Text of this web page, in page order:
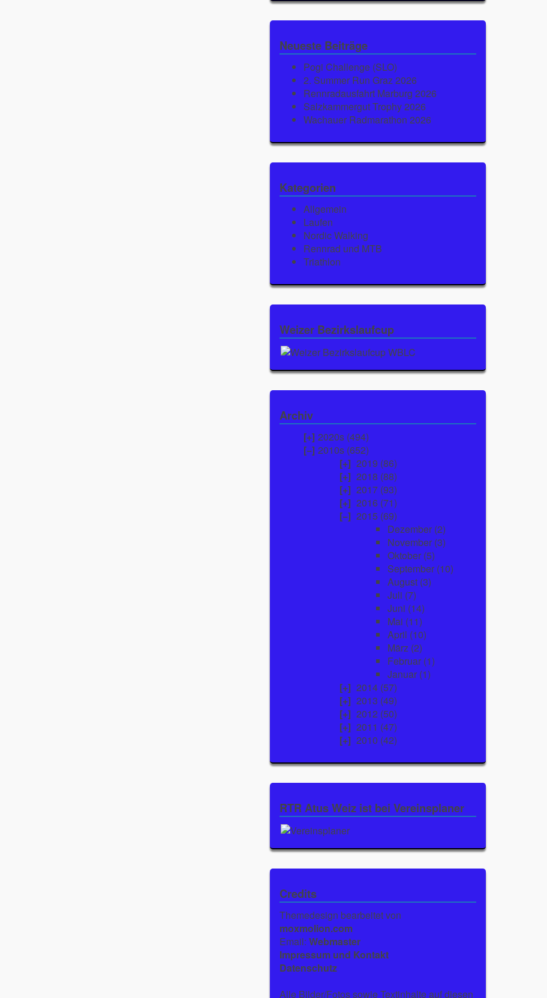
Neueste Beiträge
Pogi Challenge (SLO)
2. Summer Run Graz 2026
Rennradausfahrt Marburg 2026
Salzkammergut Trophy 2026
Wachauer Radmarathon 2026
Kategorien
Allgemein
Laufen
Nordic Walking
Rennrad und MTB
Triathlon
Weizer Bezirkslaufcup
Archiv
2020s (494)
2010s (652)
2019 (86)
2018 (88)
2017 (93)
2016 (71)
2015 (69)
Dezember (2)
November (3)
Oktober (5)
September (10)
August (3)
Juli (7)
Juni (14)
Mai (11)
April (10)
März (2)
Februar (1)
Januar (1)
2014 (57)
2013 (49)
2012 (50)
2011 (47)
2010 (42)
RTR Atus Weiz ist bei Vereinsplaner
Credits
Themedesign bearbeitet von
moxmolion.com
Email: Webmaster
Impressum und Kontakt
Datenschutz
Alle Bilder/Fotos sowie Textinhalte auf diesen